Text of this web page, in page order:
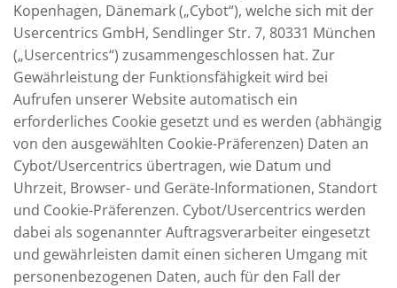
Kopenhagen, Dänemark („Cybot“), welche sich mit der
Usercentrics GmbH, Sendlinger Str. 7, 80331 München
(„Usercentrics“) zusammengeschlossen hat. Zur
Gewährleistung der Funktionsfähigkeit wird bei
Aufrufen unserer Website automatisch ein
erforderliches Cookie gesetzt und es werden (abhängig
von den ausgewählten Cookie-Präferenzen) Daten an
Cybot/Usercentrics übertragen, wie Datum und
Uhrzeit, Browser- und Geräte-Informationen, Standort
und Cookie-Präferenzen. Cybot/Usercentrics werden
dabei als sogenannter Auftragsverarbeiter eingesetzt
und gewährleisten damit einen sicheren Umgang mit
personenbezogenen Daten, auch für den Fall der